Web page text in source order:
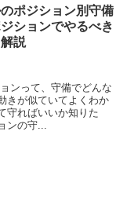
ポジション別守備
ションでやるべき
説
ンって、守備でどんな
きが似ていてよくわか
守ればいいか知りた
ンの守...